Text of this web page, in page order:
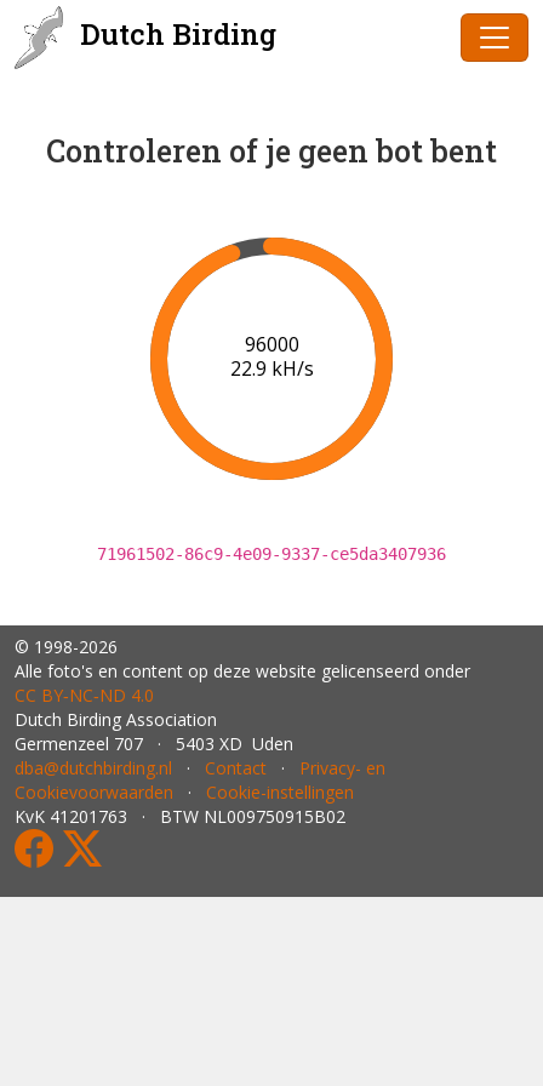
Dutch Birding
Controleren of je geen bot bent
98000
23.0 kH/s
71961502-86c9-4e09-9337-ce5da3407936
© 1998-2026
Alle foto's en content op deze website gelicenseerd onder
CC BY‑NC‑ND 4.0
Dutch Birding Association
Germenzeel 707 · 5403 XD Uden
dba@dutchbirding.nl · Contact · Privacy- en
Cookievoorwaarden · Cookie-instellingen
KvK 41201763 · BTW NL009750915B02